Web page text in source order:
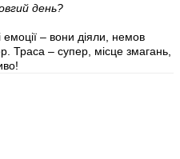
день?
– вони діяли, немов
Траса – супер, місце змагань,